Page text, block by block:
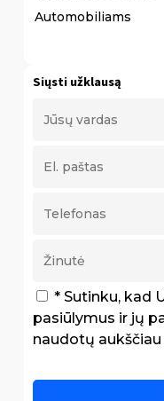
Automobiliams
Siųsti užklausą
* Sutinku, kad
pasiūlymus ir jų
naudotų